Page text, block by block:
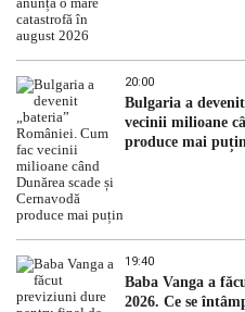
20:00
Bulgaria a
vecinii milioane
produce mai
19:40
Baba Vanga a
2026. Ce se